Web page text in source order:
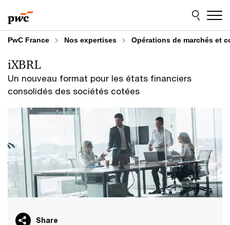
au
contenu
au
pied
dePwC France Nos expertises Opérations de marchés et
Un nouveau format pour les états financiers
consolidés des sociétés cotées
iXBRL
Share